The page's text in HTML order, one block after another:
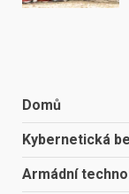
Domů
Kybernetická
Armádní